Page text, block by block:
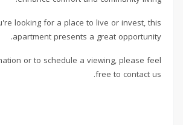
looking for a place to live or invest, this
apartment presents a great opportunity.
or to schedule a viewing, please feel
free to contact us.